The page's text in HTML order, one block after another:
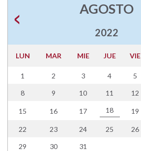
AGOSTO
2022
LUN MAR MIE JUE VIE
1 2 3 4 5
8 9 10 11 12
15 16 17 18 19
22 23 24 25 26
29 30 31